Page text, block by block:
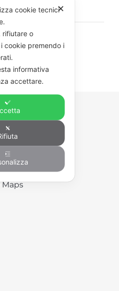
Tegoleto (AR)
– Email:
Maps
✕
cookie tecnici
rifiutare o
cookie premendo i
informativa
accettare.